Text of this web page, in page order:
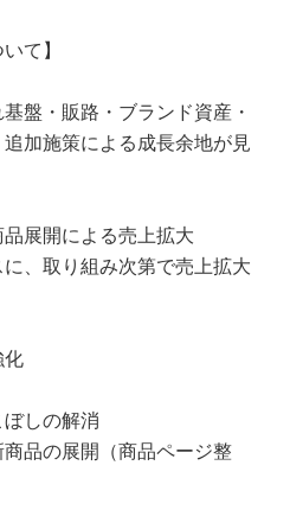
て】
盤・販路・ブランド資産・
加施策による成長余地が見
展開による売上拡大
、取り組み次第で売上拡大
化
ぼしの解消
商品の展開（商品ページ整